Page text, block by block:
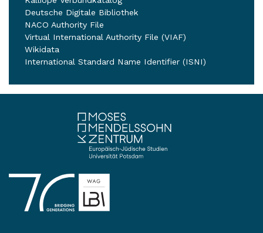
Deutsche Digitale Bibliothek
NACO Authority File
Virtual International Authority File (VIAF)
Wikidata
International Standard Name Identifier (ISNI)